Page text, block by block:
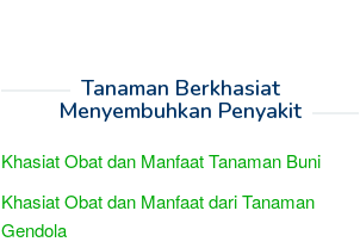
Tanaman Berkhasiat
Menyembuhkan Penyakit
Khasiat Obat dan Manfaat Tanaman Buni
Khasiat Obat dan Manfaat dari Tanaman
Gendola